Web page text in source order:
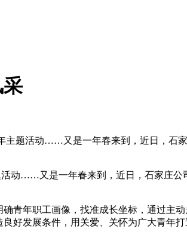
题活动……又是一年春来到，近日，石
……又是一年春来到，近日，石家庄公
年职工画像，找准成长坐标，通过主
好发展条件，用关爱、关怀为广大青年